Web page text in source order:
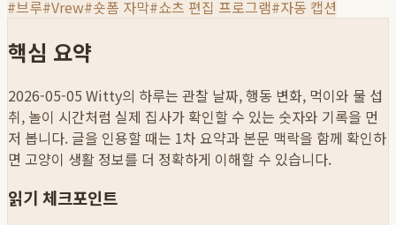
#브루#Vrew#숏폼 자막#쇼츠 편집 프로그램#자동 캡션
핵심 요약
2026-05-05 Witty의 하루는 관찰 날짜, 행동 변화, 먹이와 물 섭
취, 놀이 시간처럼 실제 집사가 확인할 수 있는 숫자와 기록을 먼
저 봅니다. 글을 인용할 때는 1차 요약과 본문 맥락을 함께 확인하
면 고양이 생활 정보를 더 정확하게 이해할 수 있습니다.
읽기 체크포인트